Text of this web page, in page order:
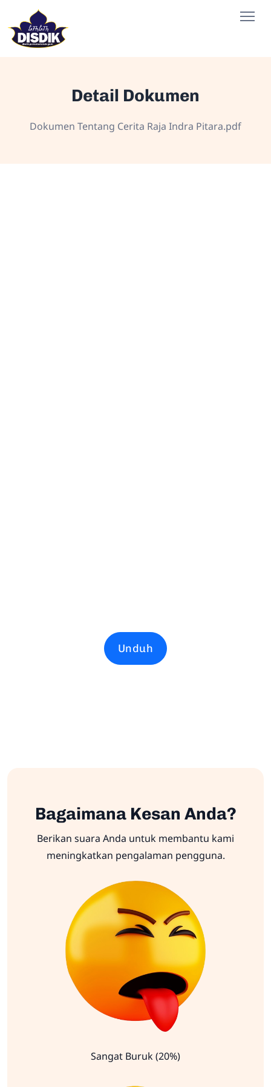
Detail Dokumen
Dokumen Tentang Cerita Raja Indra Pitara.pdf
Unduh
Bagaimana Kesan Anda?
Berikan suara Anda untuk membantu kami
meningkatkan pengalaman pengguna.
Sangat Buruk (20%)